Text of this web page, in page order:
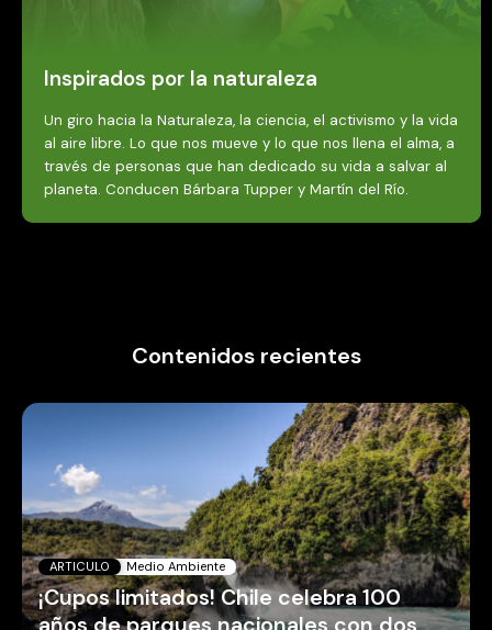
Inspirados por la naturaleza
Un giro hacia la Naturaleza, la ciencia, el activismo y la vida
al aire libre. Lo que nos mueve y lo que nos llena el alma, a
través de personas que han dedicado su vida a salvar al
planeta. Conducen Bárbara Tupper y Martín del Río.
Contenidos recientes
ARTICULO Medio Ambiente
¡Cupos limitados! Chile celebra 100